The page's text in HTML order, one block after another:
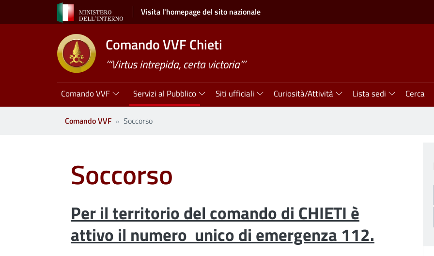
Salta al contenuto principale Visita l'homepage del sito nazionale
Comando VVF Chieti
’“Virtus intrepida, certa victoria”’
Navigazione principale
Comando VVF Servizi al Pubblico Siti ufficiali Curiosità/Attività Lista sedi Cerca
Comando VVF Soccorso
Soccorso
Per il territorio del comando di CHIETI è
attivo il numero unico di emergenza 112.